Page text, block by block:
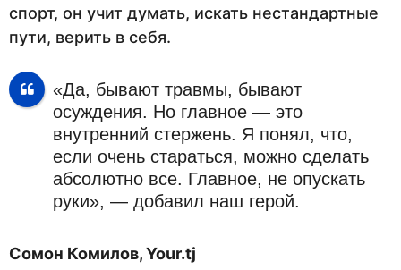
спорт, он учит думать, искать нестандартные
пути, верить в себя.
«Да, бывают травмы, бывают
осуждения. Но главное — это
внутренний стержень. Я понял, что,
если очень стараться, можно сделать
абсолютно все. Главное, не опускать
руки», — добавил наш герой.
Сомон Комилов,Your.tj